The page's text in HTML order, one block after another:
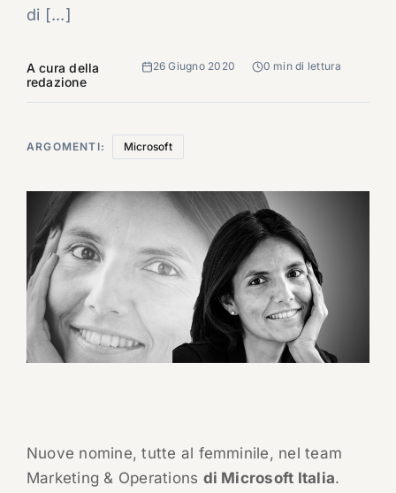
di [...]
A cura della
redazione
26 Giugno 2020 0 min di lettura
ARGOMENTI: Microsoft
Nuove nomine, tutte al femminile, nel team
Marketing & Operations di Microsoft Italia.